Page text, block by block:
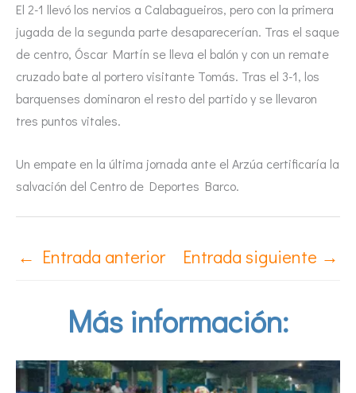
El 2-1 llevó los nervios a Calabagueiros, pero con la primera
jugada de la segunda parte desaparecerían. Tras el saque
de centro, Óscar Martín se lleva el balón y con un remate
cruzado bate al portero visitante Tomás. Tras el 3-1, los
barquenses dominaron el resto del partido y se llevaron
tres puntos vitales.
Un empate en la última jornada ante el Arzúa certificaría la
salvación del Centro de Deportes Barco.
← Entrada anterior Entrada siguiente →
Más información: